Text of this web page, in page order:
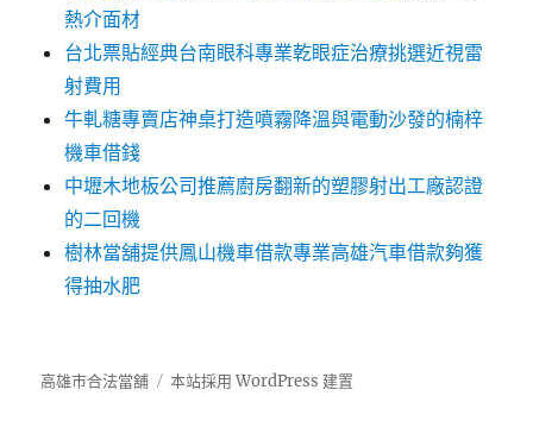
熱介面材
台北票貼經典台南眼科專業乾眼症治療挑選近視雷
射費用
牛軋糖專賣店神桌打造噴霧降溫與電動沙發的楠梓
機車借錢
中壢木地板公司推薦廚房翻新的塑膠射出工廠認證
的二回機
樹林當舖提供鳳山機車借款專業高雄汽車借款夠獲
得抽水肥
高雄市合法當舖 本站採用 WordPress 建置